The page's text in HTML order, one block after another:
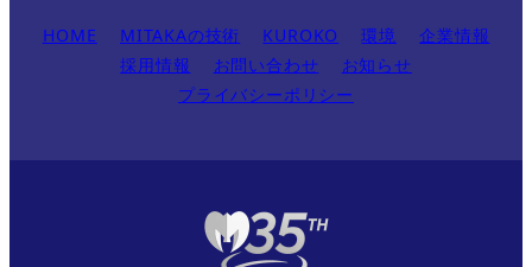
HOME MITAKAの技術 KUROKO 環境
企業情報
採用情報
お問い合わせ
お知らせ
プライバシーポリシー